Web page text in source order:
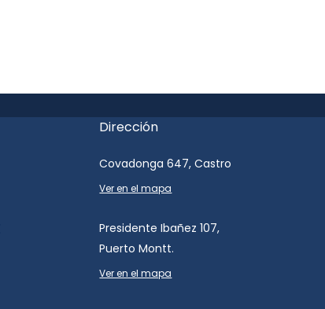
Dirección
Covadonga 647, Castro
Ver en el mapa
Presidente Ibañez 107,
Puerto Montt.
Ver en el mapa